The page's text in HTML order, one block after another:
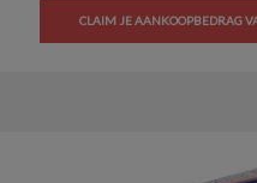
CLAIM JE AANKOOPBEDRAG